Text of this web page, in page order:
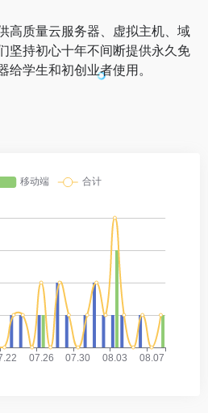
高质量云服务器、虚拟主机、域
坚持初心十年不间断提供永久免
学生和初创业者使用。